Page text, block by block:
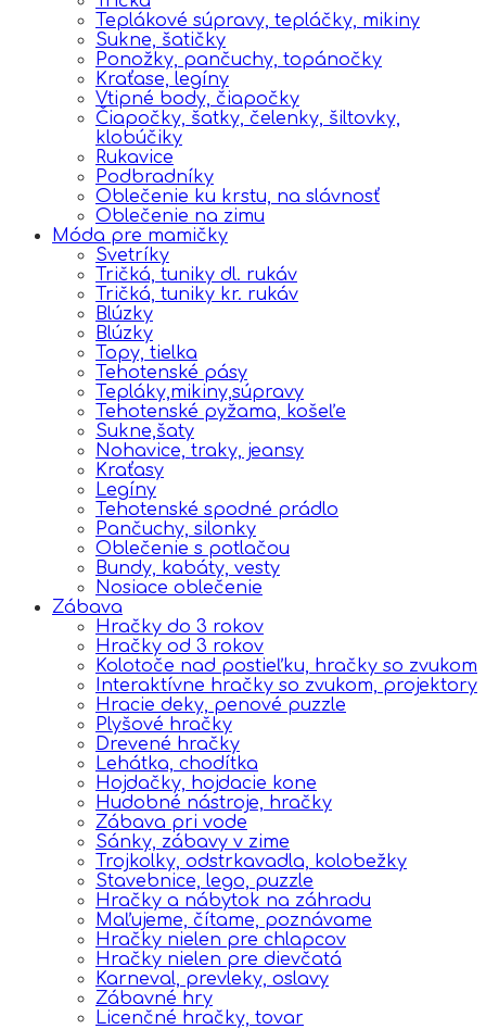
Teplákové súpravy, tepláčky, mikiny
Sukne, šatičky
Ponožky, pančuchy, topánočky
Kraťase, legíny
Vtipné body, čiapočky
Čiapočky, šatky, čelenky, šiltovky,
klobúčiky
Rukavice
Podbradníky
Oblečenie ku krstu, na slávnosť
Oblečenie na zimu
Móda pre mamičky
Svetríky
Tričká, tuniky dl. rukáv
Tričká, tuniky kr. rukáv
Blúzky
Blúzky
Topy, tielka
Tehotenské pásy
Tepláky,mikiny,súpravy
Tehotenské pyžama, košeľe
Sukne,šaty
Nohavice, traky, jeansy
Kraťasy
Legíny
Tehotenské spodné prádlo
Pančuchy, silonky
Oblečenie s potlačou
Bundy, kabáty, vesty
Nosiace oblečenie
Zábava
Hračky do 3 rokov
Hračky od 3 rokov
Kolotoče nad postieľku, hračky so zvukom
Interaktívne hračky so zvukom, projektory
Hracie deky, penové puzzle
Plyšové hračky
Drevené hračky
Lehátka, chodítka
Hojdačky, hojdacie kone
Hudobné nástroje, hračky
Zábava pri vode
Sánky, zábavy v zime
Trojkolky, odstrkavadla, kolobežky
Stavebnice, lego, puzzle
Hračky a nábytok na záhradu
Maľujeme, čítame, poznávame
Hračky nielen pre chlapcov
Hračky nielen pre dievčatá
Karneval, prevleky, oslavy
Zábavné hry
Licenčné hračky, tovar